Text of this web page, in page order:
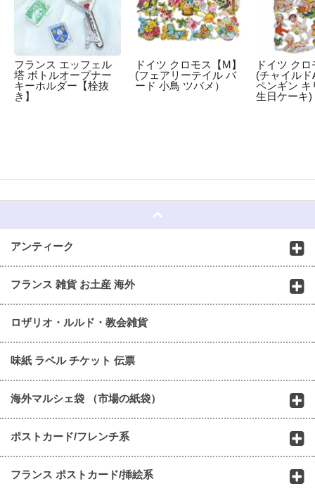
フランス エッフェル
塔 ボトルオープナー
キーホルダー【栓抜
き】
ドイツ クロモス【M】
(フェアリーテイル バ
ード 小鳥 ツバメ）
ドイツ ク
(チャイルド
ペンギン キ
生日ケーキ)
アンティーク
フランス 雑貨 お土産 海外
ロザリオ・ルルド・教会雑貨
味紙 ラベル チケット 伝票
海外マルシェ袋 （市場の紙袋）
ポストカード/フレンチ系
フランス ポストカード/挿絵系